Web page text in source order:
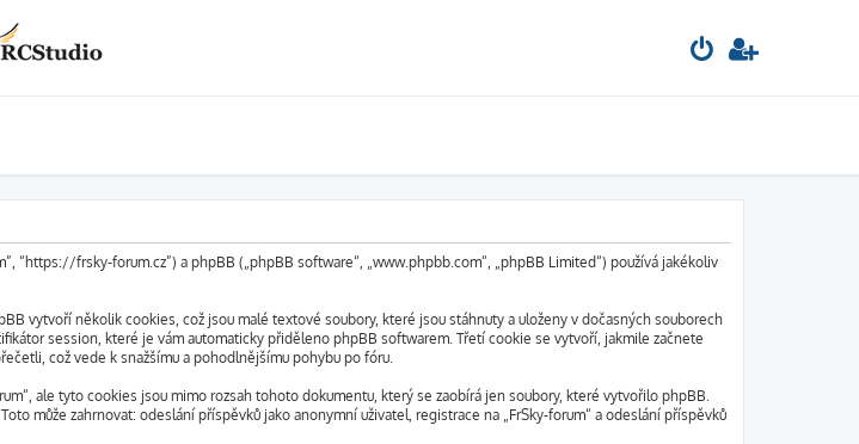
“https://frsky-forum.cz”) a phpBB („phpBB software“, „www.phpbb.com“, „phpBB Limited“) používá jakékoliv
vytvoří několik cookies, což jsou malé textové soubory, které jsou stáhnuty a uloženy v dočasných souborech
session, které je vám automaticky přiděleno phpBB softwarem. Třetí cookie se vytvoří, jakmile začnete
což vede k snažšímu a pohodlnějšímu pohybu po fóru.
ale tyto cookies jsou mimo rozsah tohoto dokumentu, který se zaobírá jen soubory, které vytvořilo phpBB.
může zahrnovat: odeslání příspěvků jako anonymní uživatel, registrace na „FrSky-forum“ a odeslání příspěvků